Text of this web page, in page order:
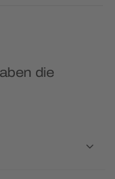
die